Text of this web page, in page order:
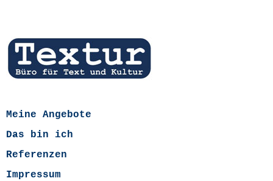
Meine Angebote
Das bin ich
Referenzen
Impressum